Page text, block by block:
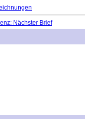
Nächster Brief